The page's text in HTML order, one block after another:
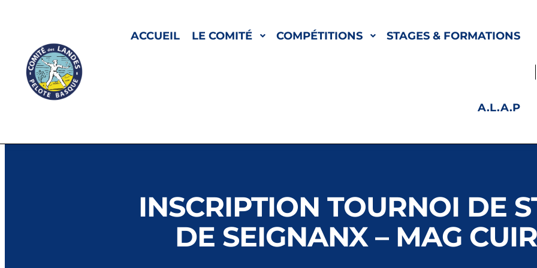
ACCUEIL LE COMITÉ COMPÉTITIONS STAGES & FORMATIONS
A.L.A.P
INSCRIPTION TOURNOI DE
DE SEIGNANX – MAG